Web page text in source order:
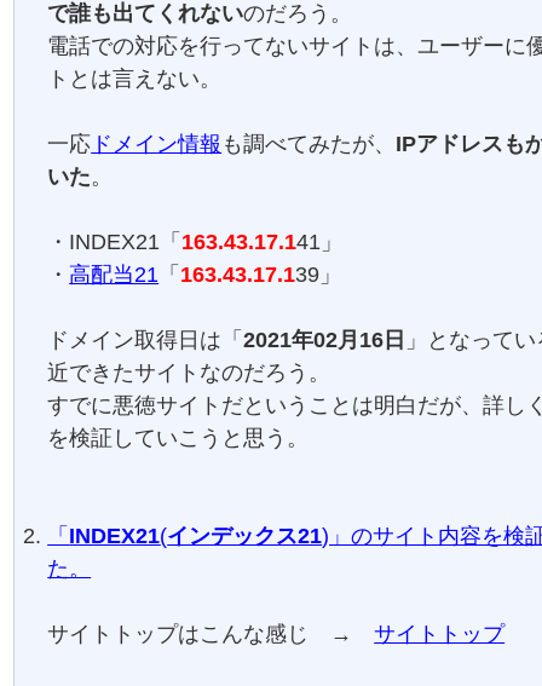
で誰も出てくれないのだろう。
電話での対応を行ってないサイトは、ユーザーに
トとは言えない。
一応 ドメイン情報 も調べてみたが、 IPアドレスも
いた。
・INDEX21「 163.43.17.141」
・高配当21 「 163.43.17.139」
ドメイン取得日は「2021年02月16日 」となって
近できたサイトなのだろう。
すでに悪徳サイトだということは明白だが、詳し
を検証していこうと思う。
「 INDEX21(インデックス21)」のサイト内容を検
た。
サイトトップはこんな感じ →サイトトップ